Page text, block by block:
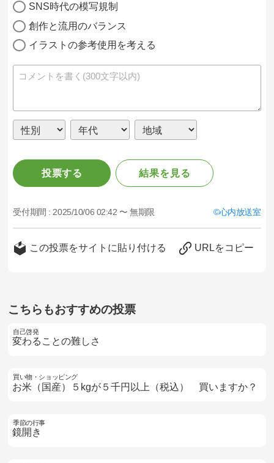
SNS時代の模写規制
創作と流用のバランス
イラストの参考使用を考える
投票する 結果を見る
受付期間 : 2025/10/06 02:42 〜 無期限 心内放送室
この投票をサイトに貼り付ける URLをコピー
こちらもおすすめの投票
自己啓発
変わることの難しさ
買い物・ショッピング
お米（国産）５kgが５千円以上（税込） 買いますか？
季節の行事
鏡開き